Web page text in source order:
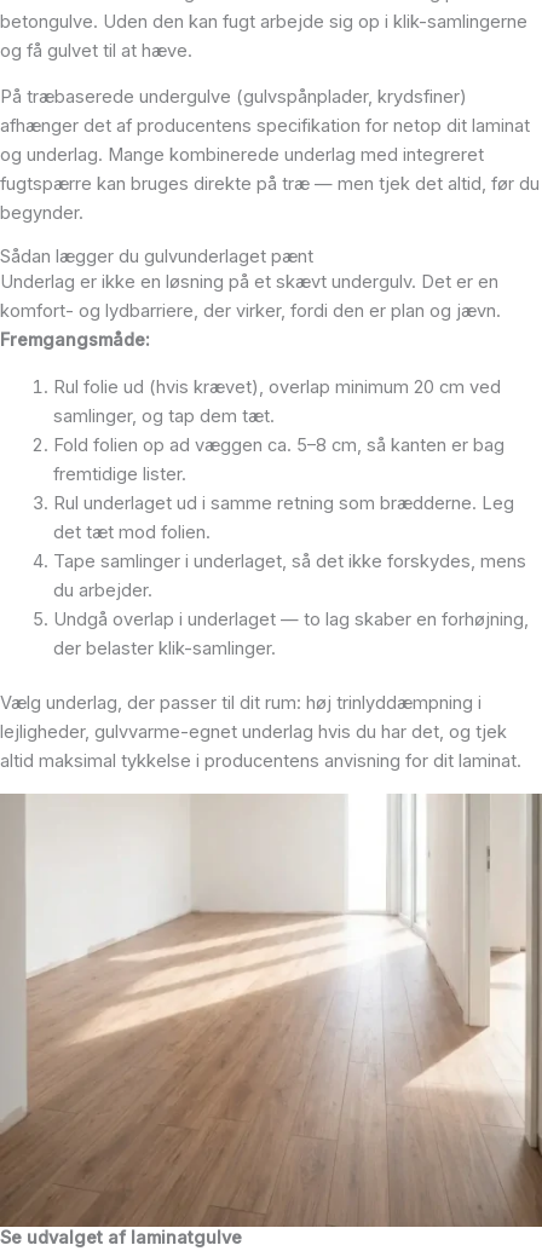
betongulve. Uden den kan fugt arbejde sig op i klik-samlingerne
og få gulvet til at hæve.
På træbaserede undergulve (gulvspånplader, krydsfiner)
afhænger det af producentens specifikation for netop dit laminat
og underlag. Mange kombinerede underlag med integreret
fugtspærre kan bruges direkte på træ — men tjek det altid, før du
begynder.
Sådan lægger du gulvunderlaget pænt
Underlag er ikke en løsning på et skævt undergulv. Det er en
komfort- og lydbarriere, der virker, fordi den er plan og jævn.
Fremgangsmåde:
Rul folie ud (hvis krævet), overlap minimum 20 cm ved
samlinger, og tap dem tæt.
Fold folien op ad væggen ca. 5–8 cm, så kanten er bag
fremtidige lister.
Rul underlaget ud i samme retning som brædderne. Leg
det tæt mod folien.
Tape samlinger i underlaget, så det ikke forskydes, mens
du arbejder.
Undgå overlap i underlaget — to lag skaber en forhøjning,
der belaster klik-samlinger.
Vælg underlag, der passer til dit rum: høj trinlyddæmpning i
lejligheder, gulvvarme-egnet underlag hvis du har det, og tjek
altid maksimal tykkelse i producentens anvisning for dit laminat.
Se udvalget af laminatgulve